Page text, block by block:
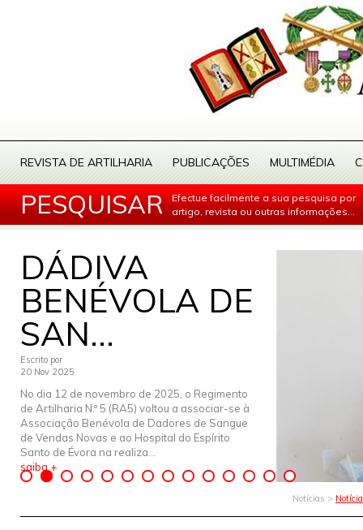
REVISTA DE ARTILHARIA PUBLICAÇÕES MULTIMÉDIA
PESQUISAR
Efectue facilmente a sua pesquisa por
artigo, revista ou outras informações...
DÁDIVA
BENÉVOLA DE
SAN...
Escrito por
20 Nov 2025
No dia 12 de novembro de 2025, o Regimento
de Artilharia N.º 5 (RA5) voltou a associar-se à
Associação Benévola de Dadores de Sangue
de Vendas Novas e ao Hospital do Espírito
Santo de Évora na realiza...
saiba +
Notícias >